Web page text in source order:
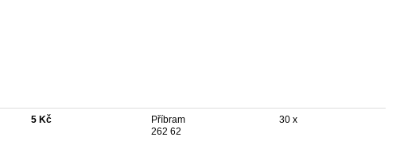
5 Kč
Příbram
262 62
30 x